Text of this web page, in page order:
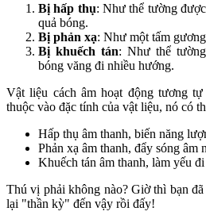
Bị hấp thụ: Như thể tường
quả bóng.
Bị phản xạ: Như một tấm
Bị khuếch tán: Như thể
bóng văng đi nhiều hướng.
Vật liệu cách âm hoạt động tương
thuộc vào đặc tính của vật liệu, nó có
Hấp thụ âm thanh, biến năng
Phản xạ âm thanh, đẩy sóng âm
Khuếch tán âm thanh, làm yếu
Thú vị phải không nào? Giờ thì bạn
lại "thần kỳ" đến vậy rồi đấy!